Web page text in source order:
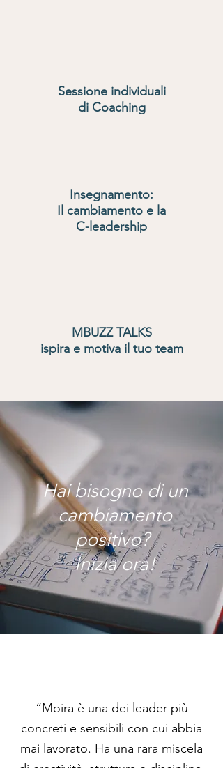
Sessione individuali
di Coaching
Insegnamento:
Il cambiamento e la
C-leadership
MBUZZ TALKS
ispira e motiva il tuo team
Hai bisogno di un
cambiamento
positivo?
Inizia ora!
“Moira è una dei leader più
concreti e sensibili con cui abbia
mai lavorato. Ha una rara miscela